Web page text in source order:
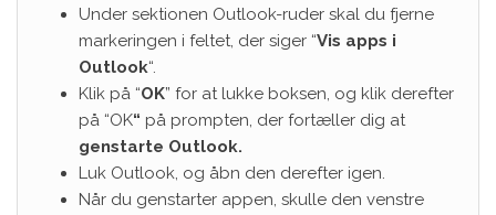
Under sektionen Outlook-ruder skal du fjerne
markeringen i feltet, der siger “Vis apps i
Outlook“.
Klik på “OK” for at lukke boksen, og klik derefter
på “OK“ på prompten, der fortæller dig at
genstarte Outlook.
Luk Outlook, og åbn den derefter igen.
Når du genstarter appen, skulle den venstre